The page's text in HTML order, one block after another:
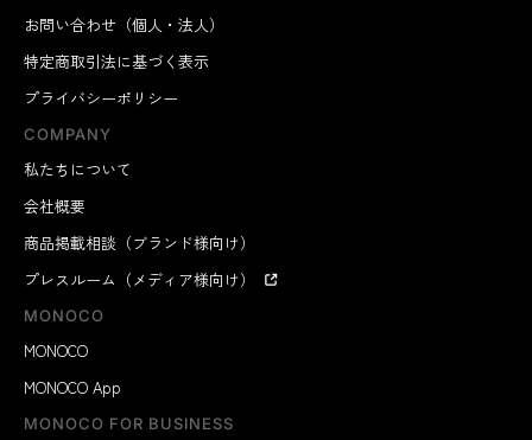
お問い合わせ（個人・法人）
特定商取引法に基づく表示
プライバシーポリシー
COMPANY
私たちについて
会社概要
商品掲載相談（ブランド様向け）
プレスルーム（メディア様向け）
MONOCO
MONOCO
MONOCO App
MONOCO FOR BUSINESS